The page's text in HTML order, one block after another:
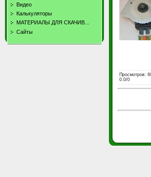
Видео
Калькуляторы
МАТЕРИАЛЫ ДЛЯ СКАЧИВ...
Сайты
Просмотров:
0.0/0